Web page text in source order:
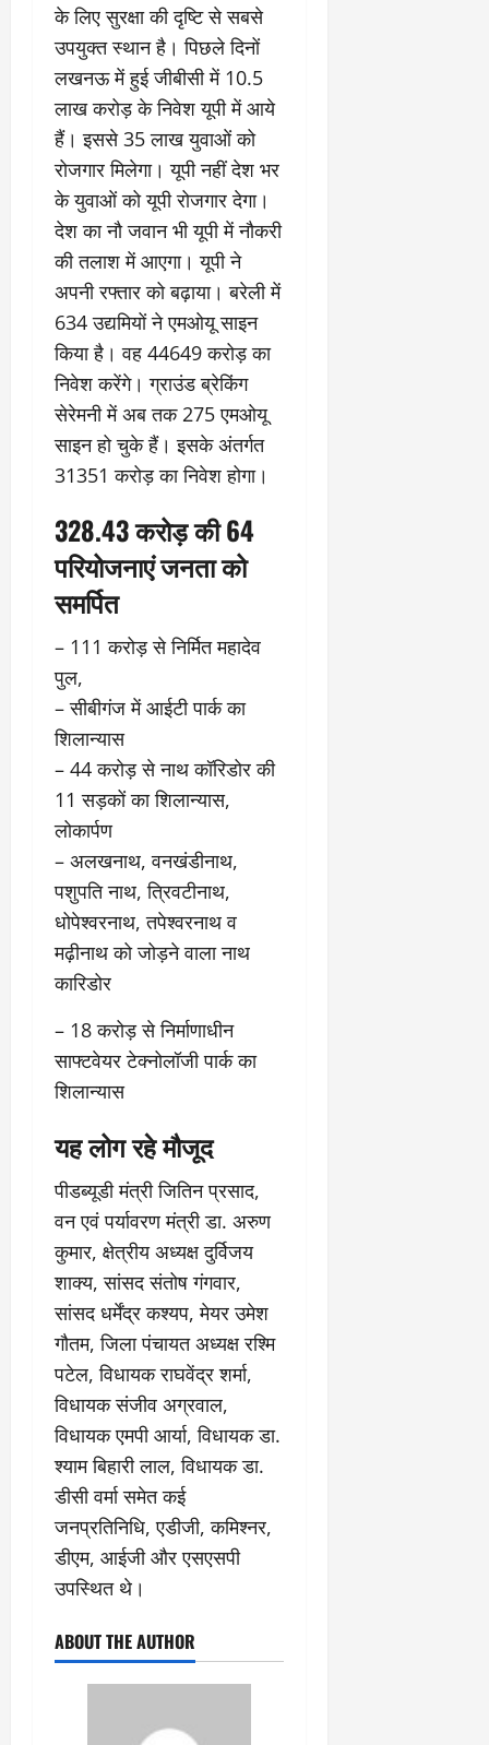
के लिए सुरक्षा की दृष्टि से सबसे
उपयुक्त स्थान है। पिछले दिनों
लखनऊ में हुई जीबीसी में 10.5
लाख करोड़ के निवेश यूपी में आये
हैं। इससे 35 लाख युवाओं को
रोजगार मिलेगा। यूपी नहीं देश भर
के युवाओं को यूपी रोजगार देगा।
देश का नौ जवान भी यूपी में नौकरी
की तलाश में आएगा। यूपी ने
अपनी रफ्तार को बढ़ाया। बरेली में
634 उद्यमियों ने एमओयू साइन
किया है। वह 44649 करोड़ का
निवेश करेंगे। ग्राउंड ब्रेकिंग
सेरेमनी में अब तक 275 एमओयू
साइन हो चुके हैं। इसके अंतर्गत
31351 करोड़ का निवेश होगा।
328.43 करोड़ की 64
परियोजनाएं जनता को
समर्पित
– 111 करोड़ से निर्मित महादेव
पुल,
– सीबीगंज में आईटी पार्क का
शिलान्यास
– 44 करोड़ से नाथ कॉरिडोर की
11 सड़कों का शिलान्यास,
लोकार्पण
– अलखनाथ, वनखंडीनाथ,
पशुपति नाथ, त्रिवटीनाथ,
धोपेश्वरनाथ, तपेश्वरनाथ व
मढ़ीनाथ को जोड़ने वाला नाथ
कारिडोर
– 18 करोड़ से निर्माणाधीन
साफ्टवेयर टेक्नोलॉजी पार्क का
शिलान्यास
यह लोग रहे मौजूद
पीडब्यूडी मंत्री जितिन प्रसाद,
वन एवं पर्यावरण मंत्री डा. अरुण
कुमार, क्षेत्रीय अध्यक्ष दुर्विजय
शाक्य, सांसद संतोष गंगवार,
सांसद धर्मेंद्र कश्यप, मेयर उमेश
गौतम, जिला पंचायत अध्यक्ष रश्मि
पटेल, विधायक राघवेंद्र शर्मा,
विधायक संजीव अग्रवाल,
विधायक एमपी आर्या, विधायक डा.
श्याम बिहारी लाल, विधायक डा.
डीसी वर्मा समेत कई
जनप्रतिनिधि, एडीजी, कमिश्नर,
डीएम, आईजी और एसएसपी
उपस्थित थे।
ABOUT THE AUTHOR